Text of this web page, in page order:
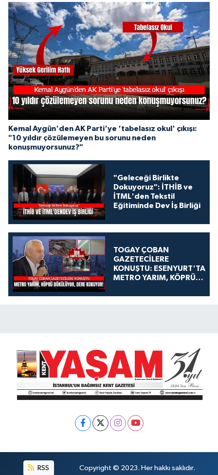
Kemal Aygün'den AK Parti'ye 'tabelasız okul' çıkışı:
"10 yıldır çözülemeyen bu sorunu neden
konuşmuyorsunuz?"
"Geleceği Birlikte
Dokuyoruz": İTHİB ve
İTML'den Tekstil
Eğitiminde Dev İş Birliği
TOGAY ÇOBAN
GAZETECİLERE
KONUŞTU: ESENYURT'TA
METRO YARIM, KÖPRÜ
KOKUYOR!
RSS Copyright © 2023. Her hakkı saklıdır.